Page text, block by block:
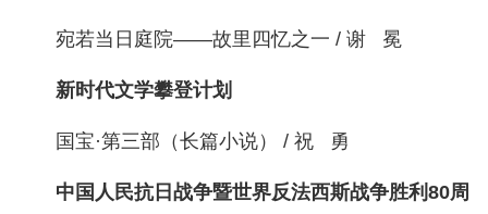
宛若当日庭院——故里四忆之一 / 谢 冕
新时代文学攀登计划
国宝·第三部（长篇小说） / 祝 勇
中国人民抗日战争暨世界反法西斯战争胜利80周